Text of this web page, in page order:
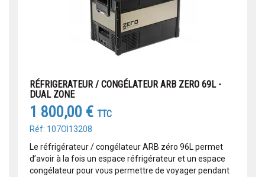
RÉFRIGERATEUR / CONGÉLATEUR ARB ZERO 69L -
DUAL ZONE
1 800,00 € TTC
Réf: 107OI13208
Le réfrigérateur / congélateur ARB zéro 96L permet
d’avoir à la fois un espace réfrigérateur et un espace
congélateur pour vous permettre de voyager pendant